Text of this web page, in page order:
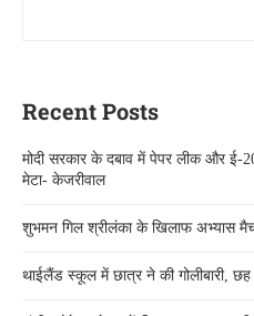
Recent Posts
मोदी सरकार के दबाव में पेपर लीक और ई-
मेटा- केजरीवाल
शुभमन गिल श्रीलंका के खिलाफ अभ्यास मैच
थाईलैंड स्कूल में छात्र ने की गोलीबारी,